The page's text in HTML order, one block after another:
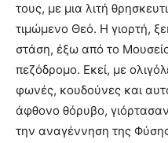
τους, με μια λιτή
τιμώμενο Θεό. Η γιορτή,
στάση, έξω από το
πεζόδρομο. Εκεί, με
φωνές, κουδούνες και
άφθονο θόρυβο,
την αναγέννηση της